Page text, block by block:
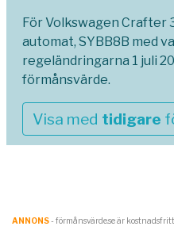
För Volkswagen Crafter
automat, SYBB8B med
regeländringarna 1 juli
förmånsvärde.
Visa med tidigare
ANNONS- förmånsvärde.se är kostnadsfritt